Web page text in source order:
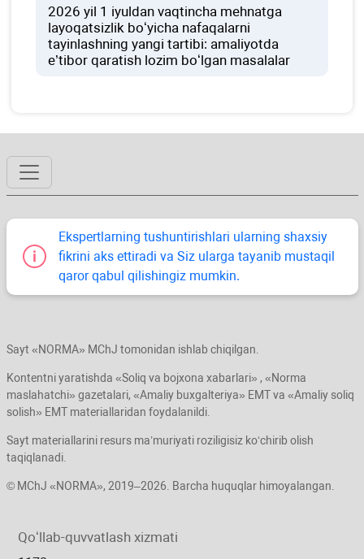
2026 yil 1 iyuldan vaqtincha mehnatga
layoqatsizlik boʻyicha nafaqalarni
tayinlashning yangi tartibi: amaliyotda
e’tibor qaratish lozim boʻlgan masalalar
Ekspertlarning tushuntirishlari ularning shaхsiy
fikrini aks ettiradi va Siz ularga tayanib mustaqil
qaror qabul qilishingiz mumkin.
Sayt «NORMA» MChJ tomonidan ishlab chiqilgan.
Kontentni yaratishda «Soliq va bojхona хabarlari» , «Norma
maslahatchi» gazetalari, «Amaliy buхgalteriya» EMT va «Amaliy soliq
solish» EMT materiallaridan foydalanildi.
Sayt materiallarini resurs ma’muriyati roziligisiz koʻchirib olish
taqiqlanadi.
© MChJ «NORMA», 2019–2026. Barcha huquqlar himoyalangan.
Qoʻllab-quvvatlash хizmati